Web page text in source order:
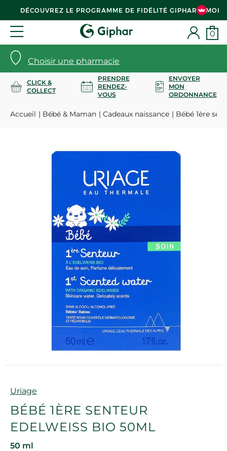
DÉCOUVREZ LE PROGRAMME DE FIDÉLITÉ GIPHAR & MOI
Choisir une pharmacie
0
CLICK &
COLLECT
PRENDRE
RENDEZ-
VOUS
ENVOYER
MON
ORDONNANCE
Accueil Bébé & Maman Cadeaux naissance Bébé 1ère
Marque
Uriage
BÉBÉ 1ÈRE SENTEUR
EDELWEISS BIO 50ML
50 ml